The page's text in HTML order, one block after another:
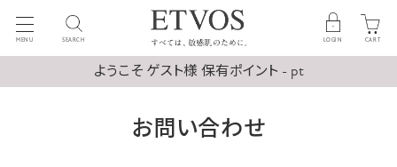
MENU SEARCH LOGIN CART
ようこそ ゲスト様 保有ポイント - pt
お問い合わせ